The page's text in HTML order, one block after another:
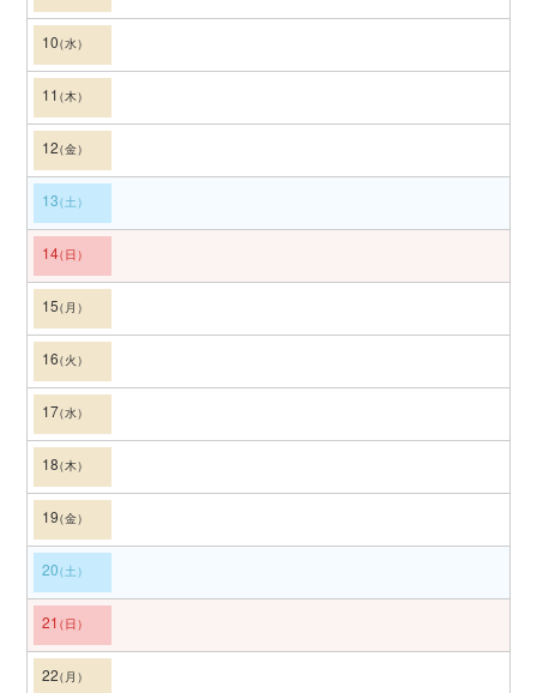
10
11
12
13
14
15
16
17
18
19
20
21
22